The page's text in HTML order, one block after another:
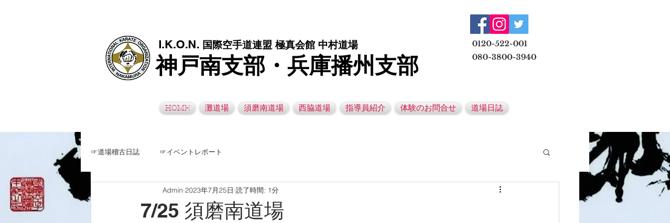
I.K.O.N. 国際空手道連盟 極真会館 中村道場
神戸南支部・兵庫播州支部
0120-522-001
080-3800-3940
HOME 灘道場 須磨南道場 西脇道場 指導員紹介 体験のお問合せ 道場日誌
☞道場稽古日誌 ☞イベントレポート
7/25 須磨南道場
Admin 2023年7月25日 読了時間: 1分